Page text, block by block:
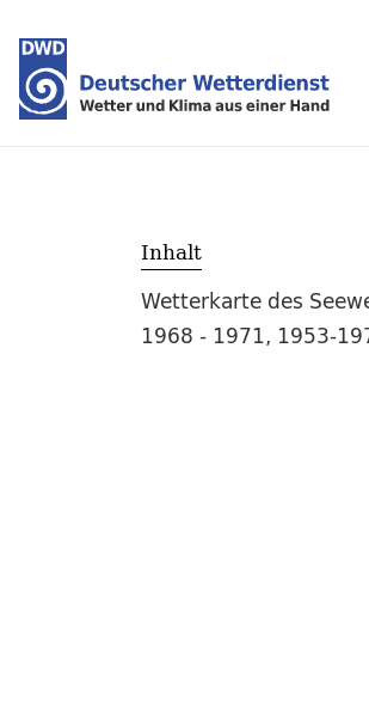
Inhalt
Wetterkarte des
1968 - 1971, 1953-